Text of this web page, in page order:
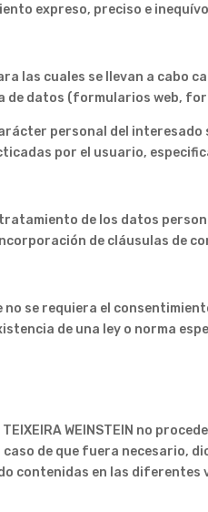
expreso, preciso e
las cuales se llevan a cabo
de datos (formularios web,
personal del
por el usuario,
de los datos
de cláusulas de
no se requiera el
de una ley o norma
TEIXEIRA WEINSTEIN no
caso de que fuera necesario,
contenidas en las diferentes